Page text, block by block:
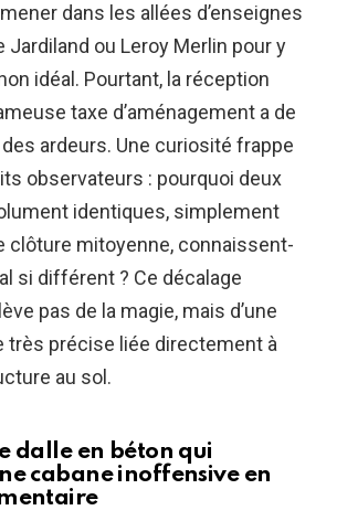
dans les allées d’enseignes
ou Leroy Merlin pour y
idéal. Pourtant, la réception
taxe d’aménagement a de
ardeurs. Une curiosité frappe
observateurs : pourquoi deux
identiques, simplement
clôture mitoyenne, connaissent-
si différent ? Ce décalage
pas de la magie, mais d’une
très précise liée directement à
au sol.
dalle en béton qui
cabane inoffensive en